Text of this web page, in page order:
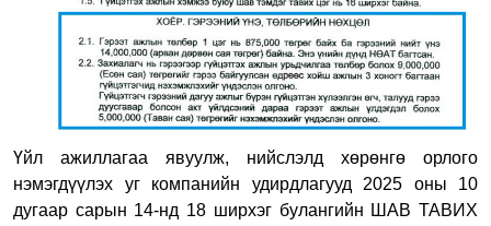
Үйл ажиллагаа явуулж, нийслэлд хөрөнгө орлого
нэмэгдүүлэх уг компанийн удирдлагууд 2025 оны 10
дугаар сарын 14-нд 18 ширхэг булангийн ШАВ ТАВИХ